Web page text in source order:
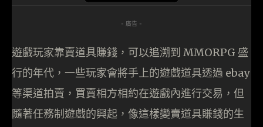
- 廣告 -
遊戲玩家靠賣道具賺錢，可以追溯到 MMORPG 盛
行的年代，一些玩家會將手上的遊戲道具透過 ebay
等渠道拍賣，買賣相方相約在遊戲內進行交易，但
隨著任務制遊戲的興起，像這樣變賣道具賺錢的生